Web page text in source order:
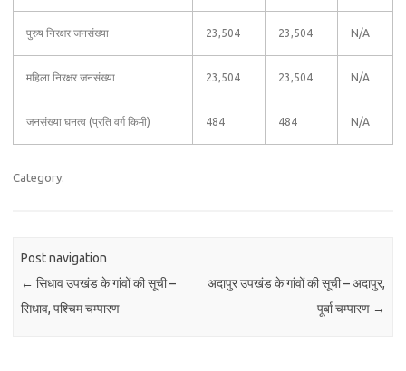
पुरुष निरक्षर जनसंख्या 23,504 23,504 N/A
महिला निरक्षर जनसंख्या 23,504 23,504 N/A
जनसंख्या घनत्व (प्रति वर्ग किमी) 484 484 N/A
Category:
Post navigation
← सिधाव उपखंड के गांवों की सूची –
सिधाव, पश्चिम चम्पारण
अदापुर उपखंड के गांवों की सूची – अदापुर,
पूर्बा चम्पारण →